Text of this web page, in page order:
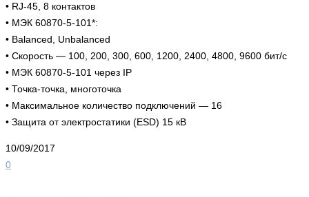
• RJ-45, 8 контактов
• МЭК 60870-5-101*:
• Balanced, Unbalanced
• Скорость — 100, 200, 300, 600, 1200, 2400, 4800, 9600 бит/с
• МЭК 60870-5-101 через IP
• Точка-точка, многоточка
• Максимальное количество подключений — 16
• Защита от электростатики (ESD) 15 кВ
10/09/2017
0